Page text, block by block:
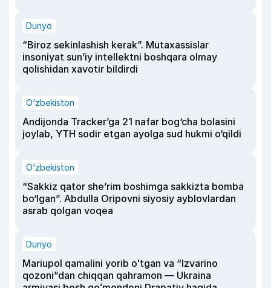
Dunyo
“Biroz sekinlashish kerak”. Mutaxassislar
insoniyat sun’iy intellektni boshqara olmay
qolishidan xavotir bildirdi
O‘zbekiston
Andijonda Tracker’ga 21 nafar bog‘cha bolasini
joylab, YTH sodir etgan ayolga sud hukmi o‘qildi
O‘zbekiston
“Sakkiz qator she’rim boshimga sakkizta bomba
bo‘lgan”. Abdulla Oripovni siyosiy ayblovlardan
asrab qolgan voqea
Dunyo
Mariupol qamalini yorib oʻtgan va “Izvarino
qozoni”dan chiqqan qahramon — Ukraina